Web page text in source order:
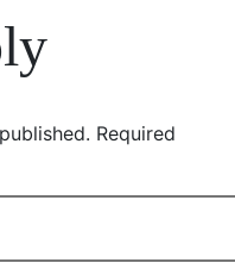
Required